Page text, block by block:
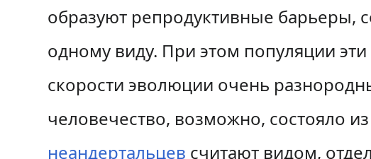
и
г
а
с
к
у
образуют репродуктивные барьеры,
одному виду. При этом популяции
скорости эволюции очень
человечество, возможно, состояло
неандертальцев считают видом,